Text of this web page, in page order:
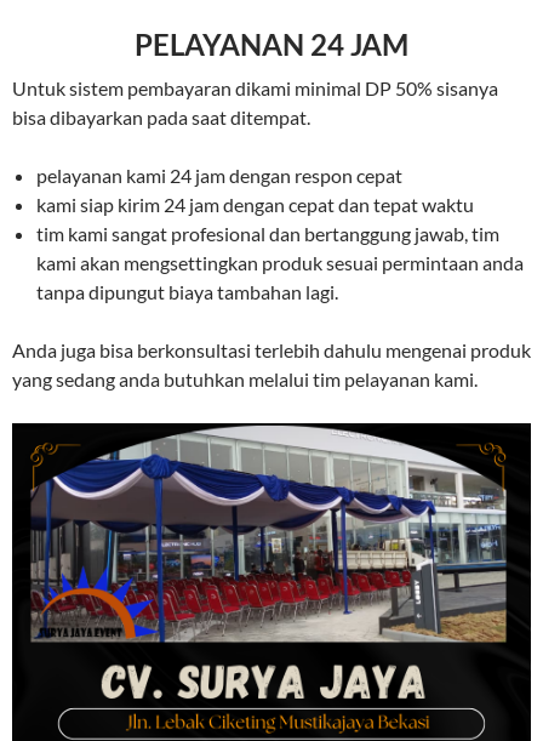
PELAYANAN 24 JAM
Untuk sistem pembayaran dikami minimal DP 50% sisanya
bisa dibayarkan pada saat ditempat.
pelayanan kami 24 jam dengan respon cepat
kami siap kirim 24 jam dengan cepat dan tepat waktu
tim kami sangat profesional dan bertanggung jawab, tim
kami akan mengsettingkan produk sesuai permintaan anda
tanpa dipungut biaya tambahan lagi.
Anda juga bisa berkonsultasi terlebih dahulu mengenai produk
yang sedang anda butuhkan melalui tim pelayanan kami.